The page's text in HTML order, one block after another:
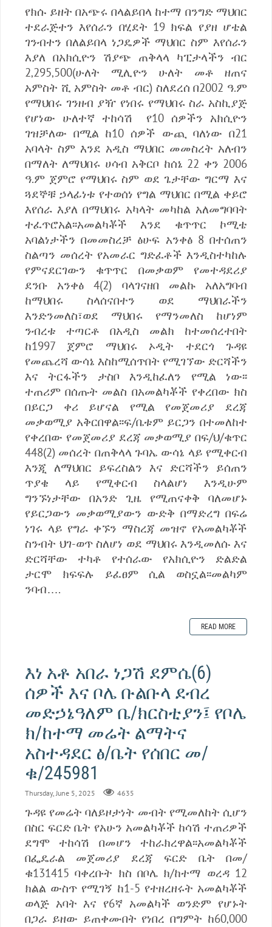
የክሱ ይዘት በአጭሩ በላልይበላ ከተማ በንግድ ማህበር
ተደራጅተን እየሰራን በሂደት 19 ክፍል የያዘ ሆቴል
ገንብተን በለልይበላ ነጋዴዎች ማህበር ስም እየሰራን
እያለ በአክሲዮን ሽያጭ ጠቅላላ ካፒታላችን ብር
2‚295‚500(ሁለት ሚሊዮን ሁለት መቶ ዘጠና
አምስት ሺ አምስት መቶ ብር) ስለደረሰ በ2002 ዓ.ም
የማህበሩ ገንዘብ ያዥ የነበሩ የማህበሩ ስራ አስኪያጅ
የሆነው ሁለተኛ ተከሳሽ የ10 ሰዎችን አክሲዮን
ገዝቻለው በሚል ከ10 ሰዎች ውጪ ባለነው በ21
አባላት ስም እንደ አዲስ ማህበር መመስረት አለብን
በማለት ለማህበሩ ሀሳብ አቅርቦ ከሰኔ 22 ቀን 2006
ዓ.ም ጀምሮ የማህበሩ ስም ወደ ጌታቸው ግርማ እና
ጓደኞቹ ኃላፊነቱ የተወሰነ የግል ማህበር በሚል ቀይሮ
እየሰራ እያለ በማህበሩ አካላት መካከል አለመግባባት
ተፈጥሮአል፡፡አመልካቾች እንደ ቁጥጥር ኮሚቴ
አባልነታችን በመመስረቻ ፅሁፍ አንቀፅ 8 በተሰጠን
ስልጣን መሰረት የአመራር ግድፈቶች እንዲስተካከሉ
የምናደርገውን ቁጥጥር በመቃወም የመተዳደሪያ
ደንቡ አንቀፅ 4(2) ባላገናዘበ መልኩ አለአግባብ
ከማህበሩ ስላሰናበተን ወደ ማህበራችን
እንድንመለስ፣ወደ ማህበሩ የማንመለስ ከሆነም
ንብረቱ ተጣርቶ በአዲስ መልክ ከተመሰረተበት
ከ1997 ጀምሮ ማህበሩ ኦዲት ተደርጎ ጉዳዩ
የመጨረሻ ውሳኔ እስከሚሰጥበት የሚገኘው ድርሻችን
እና ትርፋችን ታስቦ እንዲከፈለን የሚል ነው፡፡
ተጠሪም በሰጡት መልስ በአመልካቾች የቀረበው ክስ
በይርጋ ቀሪ ይሆናል የሚል የመጀመሪያ ደረጃ
መቃወሚያ አቅርበዋል፡፡ፍ/ቤቱም ይርጋን በተመለከተ
የቀረበው የመጀመሪያ ደረጃ መቃወሚያ በፍ/ህ/ቁጥር
448(2) መሰረት በጠቅላላ ጉባኤ ውሳኔ ላይ የሚቀርብ
እንጂ ለማህበር ይፍረስልን እና ድርሻችን ይሰጠን
ጥያቄ ላይ የሚቀርብ ስላልሆነ እንዲሁም
ግንኙነታቸው በአንድ ጊዜ የሚጠናቀቅ ባለመሆኑ
የይርጋውን መቃወሚያውን ውድቅ በማድረግ በፍሬ
ነገሩ ላይ የግራ ቀኙን ማስረጃ መዝኖ የአመልካቾች
ስንብት ህገ-ወጥ ስለሆነ ወደ ማህበሩ እንዲመለሱ እና
ድርሻቸው ተካቶ የተሰራው የአክሲዮን ድልድል
ታርሞ ክፍፍሉ ይፈፀም ሲል ወስኗል፡፡መልካም
ንባብ….
READ MORE
እነ አቶ አበራ ነጋሽ ደምሴ(6)
ሰዎች እና ቦሌ ቡልቡላ ደብረ
መድኃኔዓለም ቤ/ክርስቲያን፤ የቦሌ
ክ/ከተማ መሬት ልማትና
አስተዳደር ፅ/ቤት የሰበር መ/
ቁ/245981
Thursday, June 5, 2025 4635
ጉዳዩ የመሬት ባለይዞታነት መብት የሚመለከት ሲሆን
በስር ፍርድ ቤት የአሁን አመልካቾች ከሳሽ ተጠሪዎች
ደግሞ ተከሳሽ በመሆን ተከራክረዋል፡፡አመልካቾች
በፌዴራል መጀመሪያ ደረጃ ፍርድ ቤት በመ/
ቁ131415 ባቀረቡት ክስ በቦሌ ክ/ከተማ ወረዳ 12
ክልል ውስጥ የሚገኝ ከ1-5 የተዘረዘሩት አመልካቾች
ወላጅ አባት እና የ6ኛ አመልካች ወንድም የሆኑት
በጋራ ይዘው ይጠቀሙበት የነበረ በግምት ከ60‚000